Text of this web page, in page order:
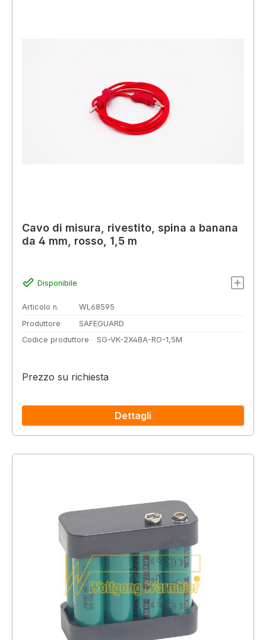
Cavo di misura, rivestito, spina a banana
da 4 mm, rosso, 1,5 m
Disponibile
Articolo n.
WL68595
Produttore
SAFEGUARD
Codice produttore
SG-VK-2X4BA-RO-1,5M
Prezzo su richiesta
Dettagli